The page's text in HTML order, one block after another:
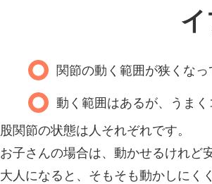
関節の動く範囲が狭くな
動く範囲はあるが、うま
股関節の状態は人それぞれです。
お子さんの場合は、動かせるけれど
大人になると、そもそも動かしにく